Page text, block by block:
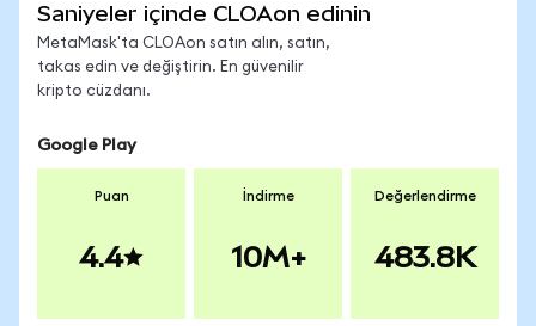
Saniyeler içinde CLOAon edinin
MetaMask'ta CLOAon satın alın, satın,
takas edin ve değiştirin. En güvenilir
kripto cüzdanı.
Google Play
Puan
4.4
İndirme
10M+
Değerlendirme
483.8K